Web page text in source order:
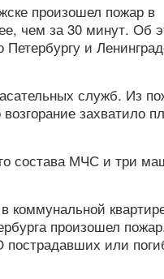
произошел пожар в
чем за 30 минут. Об
и
служб. Из
захватило
состава МЧС и три
коммунальной
произошел
пострадавших или